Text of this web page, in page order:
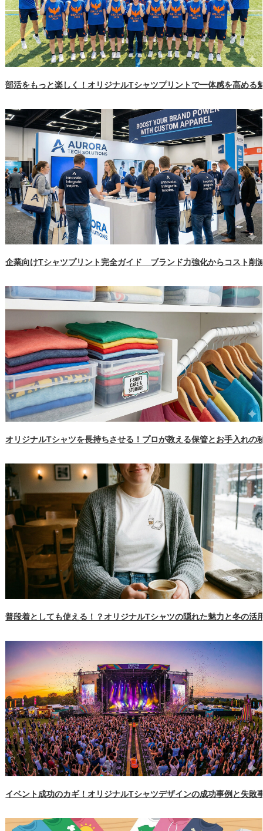
部活をもっと楽しく！オリジナルTシャツプリントで一体感を高める
企業向けTシャツプリント完全ガイド ブランド力強化からコスト削
オリジナルTシャツを長持ちさせる！プロが教える保管とお手入れの
普段着としても使える！？オリジナルTシャツの隠れた魅力と冬の活
イベント成功のカギ！オリジナルTシャツデザインの成功事例と失敗